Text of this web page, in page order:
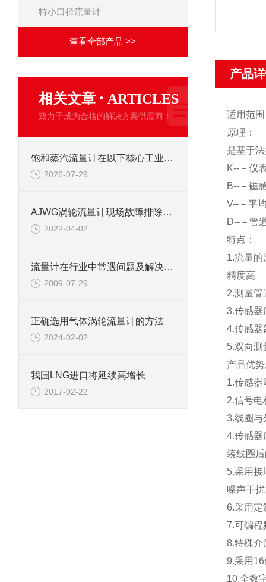
特小口径流量计
查看全部产品 >>
相关文章 · ARTICLES
致力于成为合格的解决方案供应商！
饱和蒸汽流量计在以下核心工业领域发挥着关键作用
2026-07-29
AJWG涡轮流量计现场故障排除方法
2022-04-02
流量计在行业中常遇问题及解决方案
2009-07-29
正确选用气体涡轮流量计的方法
2024-02-02
我国LNG进口将延续高增长
2017-02-22
产品
适用范
原理：
是基于
K--－仪
B--－磁
V--－平
D--－管
特点：
1.流量的
精度高
2.测量管
3.传感器
4.传感器
5.双向测
产品优
1.传感器
2.信号电
3.线圈与
4.传感器
装线圈
5.采用接
噪声干
6.采用定
7.可编程
8.特殊介
9.采用
10.全数